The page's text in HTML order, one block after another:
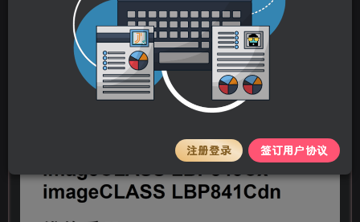
stalker
2年前更新
关注
0
佳能 LBP843Cx LBP841Cdn 843
841彩色激光打印机 中文维修手册
注册登录 签订用户协议